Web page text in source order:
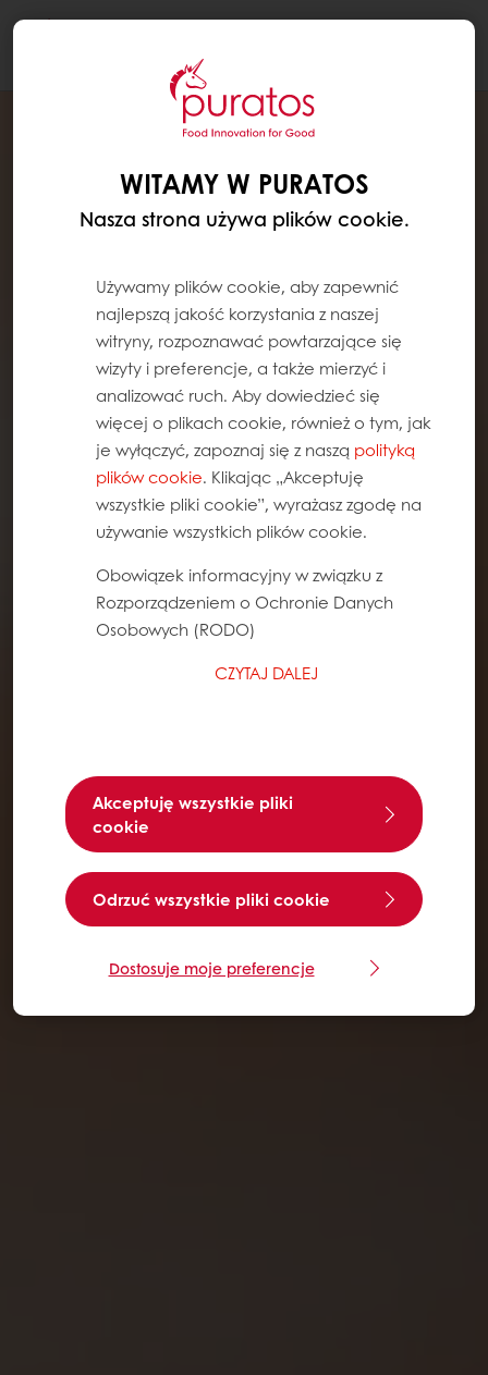
WITAMY W PURATOS
Nasza strona używa plików cookie.
Używamy plików cookie, aby zapewnić
najlepszą jakość korzystania z naszej
witryny, rozpoznawać powtarzające się
wizyty i preferencje, a także mierzyć i
analizować ruch. Aby dowiedzieć się
więcej o plikach cookie, również o tym, jak
je wyłączyć, zapoznaj się z naszą polityką
plików cookie. Klikając „Akceptuję
wszystkie pliki cookie”, wyrażasz zgodę na
używanie wszystkich plików cookie.
Obowiązek informacyjny w związku z
Rozporządzeniem o Ochronie Danych
Osobowych (RODO)
CZYTAJ DALEJ
Akceptuję wszystkie pliki
cookie
Odrzuć wszystkie pliki cookie
Dostosuje moje preferencje